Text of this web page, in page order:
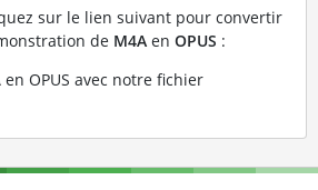
sur le lien suivant pour convertir
de M4Aen OPUS :
OPUS avec notre fichier